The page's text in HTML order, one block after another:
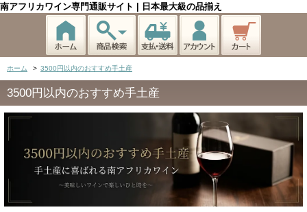
南アフリカワイン専門通販サイト | 日本最大級の品揃え
ホーム > 3500円以内のおすすめ手土産
3500円以内のおすすめ手土産